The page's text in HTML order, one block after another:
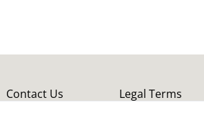
Contact Us Legal Terms